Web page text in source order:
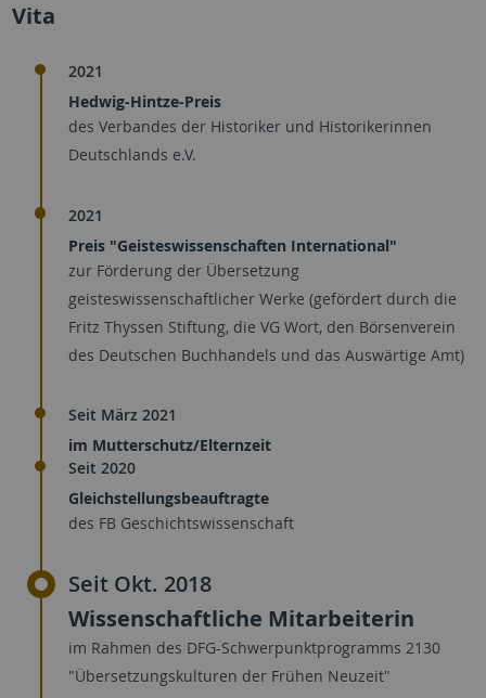
Vita
2021
Hedwig-Hintze-Preis
des Verbandes der Historiker und Historikerinnen
Deutschlands e.V.
2021
Preis "Geisteswissenschaften International"
zur Förderung der Übersetzung
geisteswissenschaftlicher Werke (gefördert durch die
Fritz Thyssen Stiftung, die VG Wort, den Börsenverein
des Deutschen Buchhandels und das Auswärtige Amt)
Seit März 2021
im Mutterschutz/Elternzeit
Seit 2020
Gleichstellungsbeauftragte
des FB Geschichtswissenschaft
Seit Okt. 2018
Wissenschaftliche Mitarbeiterin
im Rahmen des DFG-Schwerpunktprogramms 2130
"Übersetzungskulturen der Frühen Neuzeit"